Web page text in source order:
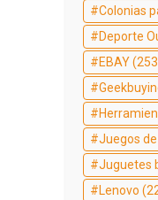
Colonias
Deporte
EBAY
Juegos
Juguetes
Lenovo